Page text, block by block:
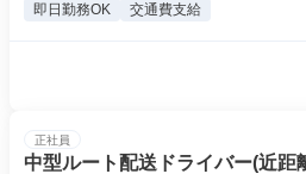
即日勤務OK 交通費支給
正社員
中型ルート配送ドライバー(近距